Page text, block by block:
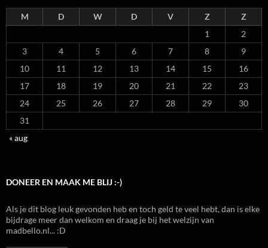
M D W D V Z
Z
1
2
3
4 5 6 7 8
9
10
11 12 13 14 15
16
17
18 19 20 21 22
23
24
25 26 27 28 29
30
31
« aug
DONEER EN MAAK ME BLIJ :-)
Als je dit blog leuk gevonden heb en toch geld te veel hebt, dan is elke
bijdrage meer dan welkom en draag je bij het welzijn van
madbello.nl... :D